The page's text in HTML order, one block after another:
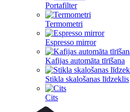
Portafilter
Termometri
Espresso mirror
Kafijas automāta tīrīšana
Stikla skalošanas līdzeklis
Cits